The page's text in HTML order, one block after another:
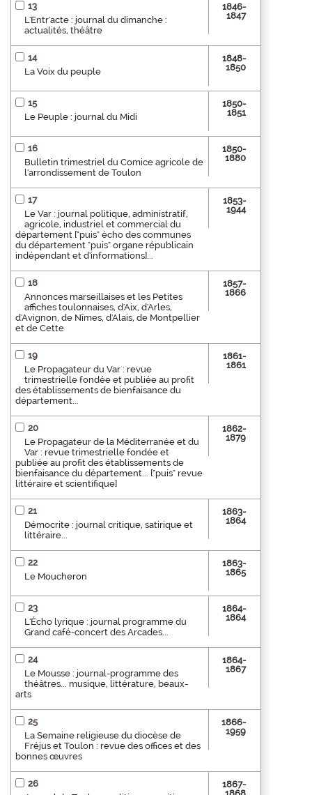
13
L'Entr'acte : journal du dimanche :
actualités, théâtre
1846-
1847
14
La Voix du peuple
1848-
1850
15
Le Peuple : journal du Midi
1850-
1851
16
Bulletin trimestriel du Comice agricole de
l'arrondissement de Toulon
1850-
1880
17
Le Var : journal politique, administratif,
agricole, industriel et commercial du
département ["puis" écho des communes
du département "puis" organe républicain
indépendant et d'informations]...
1853-
1944
18
Annonces marseillaises et les Petites
affiches toulonnaises, d'Aix, d'Arles,
d'Avignon, de Nîmes, d'Alais, de Montpellier
et de Cette
1857-
1866
19
Le Propagateur du Var : revue
trimestrielle fondée et publiée au profit
des établissements de bienfaisance du
département...
1861-
1861
20
Le Propagateur de la Méditerranée et du
Var : revue trimestrielle fondée et
publiée au profit des établissements de
bienfaisance du département... ["puis" revue
littéraire et scientifique]
1862-
1879
21
Démocrite : journal critique, satirique et
littéraire...
1863-
1864
22
Le Moucheron
1863-
1865
23
L'Écho lyrique : journal programme du
Grand café-concert des Arcades...
1864-
1864
24
Le Mousse : journal-programme des
théâtres... musique, littérature, beaux-
arts
1864-
1867
25
La Semaine religieuse du diocèse de
Fréjus et Toulon : revue des offices et des
bonnes œuvres
1866-
1959
26
1867-